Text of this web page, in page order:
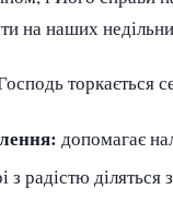
на наших
торкається
допомагає
з радістю